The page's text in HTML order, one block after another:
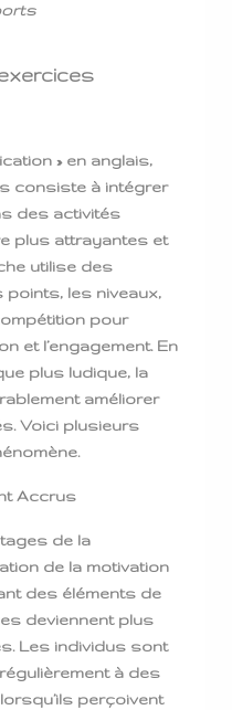
» en anglais,
consiste à intégrer
des activités
plus attrayantes et
utilise des
points, les niveaux,
pour
et l’engagement. En
plus ludique, la
améliorer
Voici plusieurs
Accrus
de la
de la motivation
des éléments de
deviennent plus
Les individus sont
à des
perçoivent